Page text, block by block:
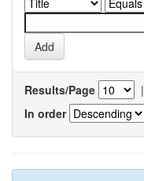
Results/Page |
In order